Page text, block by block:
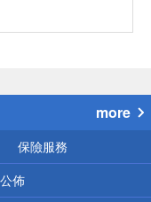
more
保險服務
佈